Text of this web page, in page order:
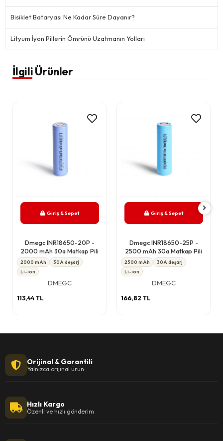
Bisiklet Bataryası Ne Kadar Süre Dayanır?
Lityum İyon Pillerin Ömrünü Uzatmanın Yolları
İlgili Ürünler
Giriş & Sepet
Dmegc INR18650-20P -
2000 mAh 30a Matkap Pili
2000 mAh
30A deşarj
Li-ion
DMEGC
113,44 TL
Giriş & Sepet
Dmegc INR18650-25P -
2500 mAh 30a Matkap Pili
2500 mAh
30A deşarj
Li-ion
DMEGC
166,82 TL
Orijinal & Garantili
Yalnızca orijinal ürün
Hızlı Kargo
Özenli ve hızlı gönderim